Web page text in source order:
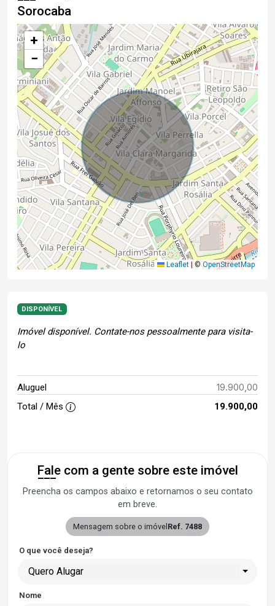
Sorocaba
+
−
Leaflet | ©OpenStreetMap
DISPONÍVEL
Imóvel disponível. Contate-nos pessoalmente para visita-
lo
Aluguel 19.900,00
Total / Mês 19.900,00
Fale com a gente sobre este imóvel
Preencha os campos abaixo e retornamos o seu contato
em breve.
Mensagem sobre o imóvelRef. 7488
O que você deseja?
Quero Alugar
Nome